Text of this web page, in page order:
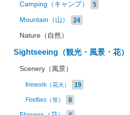
Camping（キャンプ） 5
Mountain（山） 24
Nature（自然）
Sightseeing（観光・風景・花）
Scenery（風景）
firework（花火） 19
Fireflies（蛍） 8